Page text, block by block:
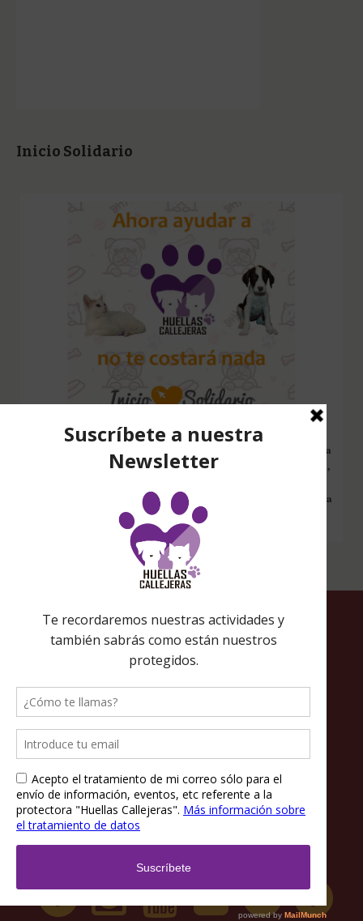
Inicio Solidario
Configura nuestro Inicio Solidario en todos tus dispositivos y cada
vez que entres a hacer una búsqueda en internet desde esa página,
Amazon desde ahí, tu compra será solidaria sin ningún coste extra
para ti.
Política de privacidad